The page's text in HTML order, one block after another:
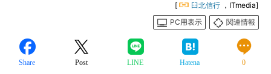
[ 臼北信行 ，ITmedia]
PC用表示
関連情報
Share Post LINE Hatena 0